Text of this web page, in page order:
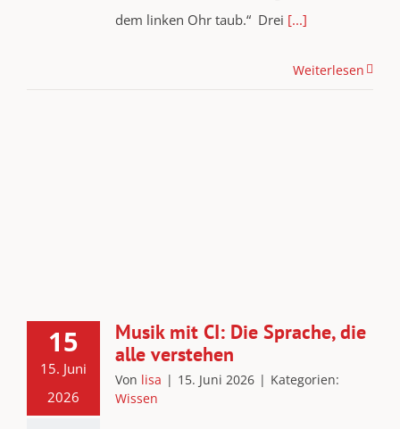
dem linken Ohr taub.“ Drei [...]
Weiterlesen
15
15. Juni
2026
Musik mit CI: Die Sprache, die
alle verstehen
Von lisa | 15. Juni 2026 | Kategorien:
Wissen